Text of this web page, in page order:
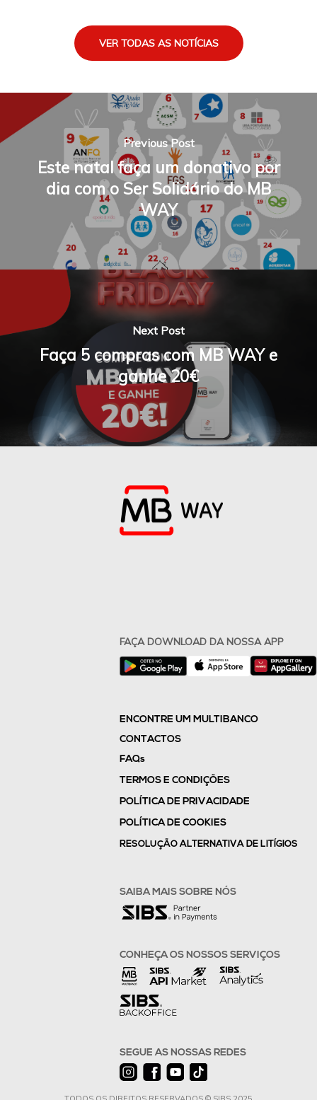
VER TODAS AS NOTÍCIAS
Previous Post
Este natal faça um donativo por
dia com o Ser Solidário do MB
WAY
Next Post
Faça 5 compras com MB WAY e
ganhe 20€
FAÇA DOWNLOAD DA NOSSA APP
ENCONTRE UM MULTIBANCO
CONTACTOS
FAQs
TERMOS E CONDIÇÕES
POLÍTICA DE PRIVACIDADE
POLÍTICA DE COOKIES
RESOLUÇÃO ALTERNATIVA DE LITÍGIOS
SAIBA MAIS SOBRE NÓS
CONHEÇA OS NOSSOS SERVIÇOS
SEGUE AS NOSSAS REDES